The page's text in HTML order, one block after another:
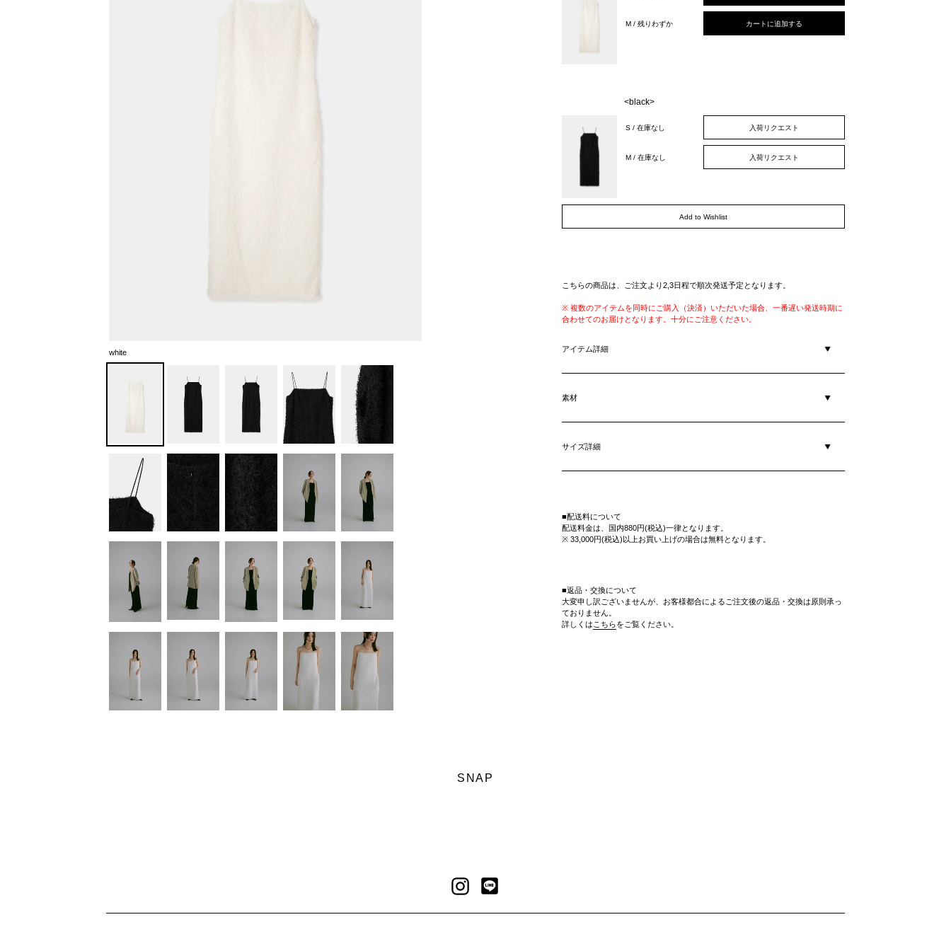
white
M / 残りわずか カートに追加する
<black>
S / 在庫なし 入荷リクエスト
M / 在庫なし 入荷リクエスト
Add to Wishlist
こちらの商品は、ご注文より2,3日程で順次発送予定となります。
※ 複数のアイテムを同時にご購入（決済）いただいた場合、一番遅い発送時期に
合わせてのお届けとなります。十分にご注意ください。
アイテム詳細
素材
サイズ詳細
■配送料について
配送料金は、国内880円(税込)一律となります。
※ 33,000円(税込)以上お買い上げの場合は無料となります。
■返品・交換について
大変申し訳ございませんが、お客様都合によるご注文後の返品・交換は原則承っ
ておりません。
詳しくは こちらをご覧ください。
SNAP
Instagram